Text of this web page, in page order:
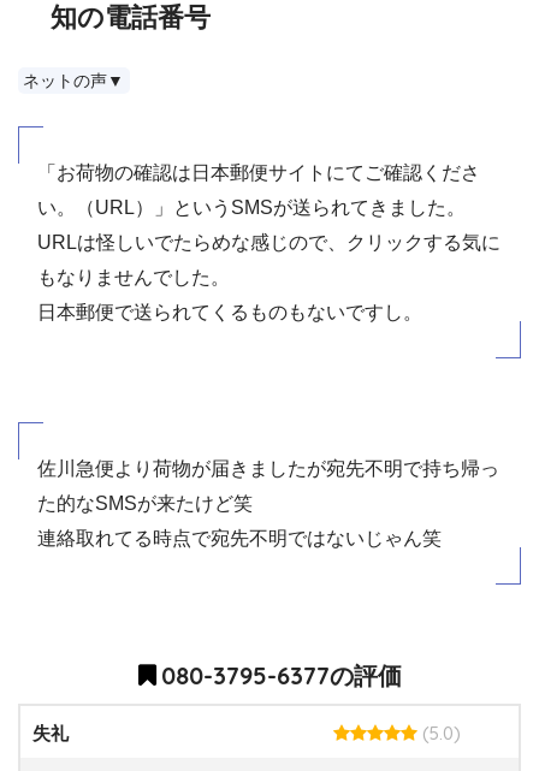
知の電話番号
ネットの声▼
「お荷物の確認は日本郵便サイトにてご確認くださ
い。（URL）」というSMSが送られてきました。
URLは怪しいでたらめな感じので、クリックする気に
もなりませんでした。
日本郵便で送られてくるものもないですし。
佐川急便より荷物が届きましたが宛先不明で持ち帰っ
た的なSMSが来たけど笑
連絡取れてる時点で宛先不明ではないじゃん笑
080-3795-6377の評価
失礼 (5.0)